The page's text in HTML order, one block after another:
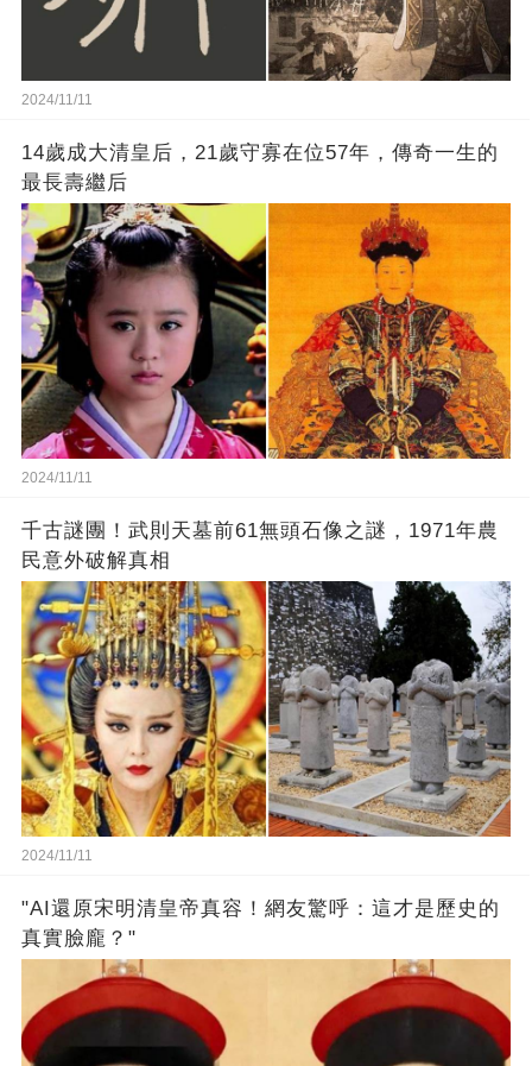
2024/11/11
14歲成大清皇后，21歲守寡在位57年，傳奇一生的
最長壽繼后
2024/11/11
千古謎團！武則天墓前61無頭石像之謎，1971年農
民意外破解真相
2024/11/11
"AI還原宋明清皇帝真容！網友驚呼：這才是歷史的
真實臉龐？"